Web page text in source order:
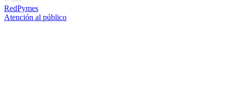
RedPymes
Atención al público